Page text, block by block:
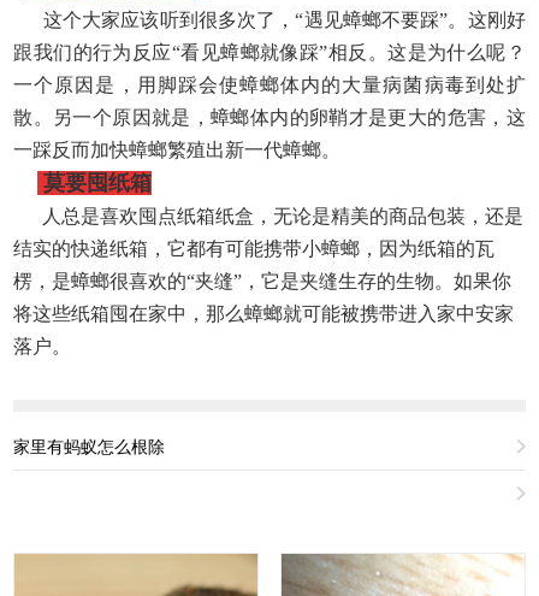
这个大家应该听到很多次了，“遇见蟑螂不要踩”。这刚好
跟我们的行为反应“看见蟑螂就像踩”相反。这是为什么呢？
一个原因是，用脚踩会使蟑螂体内的大量病菌病毒到处扩
散。另一个原因就是，蟑螂体内的卵鞘才是更大的危害，这
一踩反而加快蟑螂繁殖出新一代蟑螂。
莫要囤纸箱
人总是喜欢囤点纸箱纸盒，无论是精美的商品包装，还是
结实的快递纸箱，它都有可能携带小蟑螂，因为纸箱的瓦
楞，是蟑螂很喜欢的“夹缝”，它是夹缝生存的生物。如果你
将这些纸箱囤在家中，那么蟑螂就可能被携带进入家中安家
落户。
家里有蚂蚁怎么根除